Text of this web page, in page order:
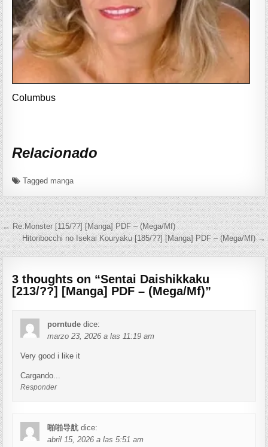
Columbus
Relacionado
Tagged manga
Navegación de entradas
← Re:Monster [115/??] [Manga] PDF – (Mega/Mf)
Hitoribocchi no Isekai Kouryaku [185/??] [Manga] PDF – (Mega/Mf) →
3 thoughts on “Sentai Daishikkaku
[213/??] [Manga] PDF – (Mega/Mf)”
porntude dice:
marzo 23, 2026 a las 11:19 am
Very good i like it
Cargando...
Responder
啪啪导航 dice:
abril 15, 2026 a las 5:51 am